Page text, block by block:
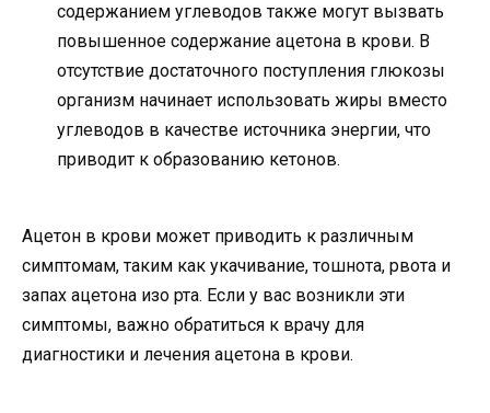
содержанием углеводов также могут вызвать
повышенное содержание ацетона в крови. В
отсутствие достаточного поступления глюкозы
организм начинает использовать жиры вместо
углеводов в качестве источника энергии, что
приводит к образованию кетонов.
Ацетон в крови может приводить к различным
симптомам, таким как укачивание, тошнота, рвота и
запах ацетона изо рта. Если у вас возникли эти
симптомы, важно обратиться к врачу для
диагностики и лечения ацетона в крови.